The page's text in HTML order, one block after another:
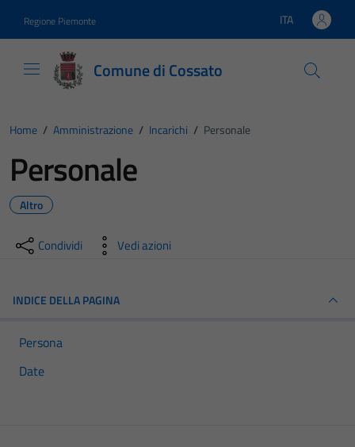
Regione Piemonte Lingua attiva:
ITA
Comune di Cossato
Home / Amministrazione / Incarichi / Personale
Personale
Altro
Condividi Vedi azioni
INDICE DELLA PAGINA
Persona
Date